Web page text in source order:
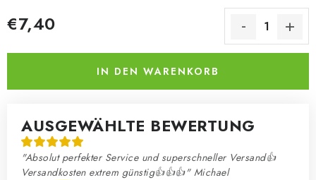
€7,40
IN DEN WARENKORB
AUSGEWÄHLTE BEWERTUNG
"Absolut perfekter Service und superschneller Versand👍
Versandkosten extrem günstig👍👍👍" Michael